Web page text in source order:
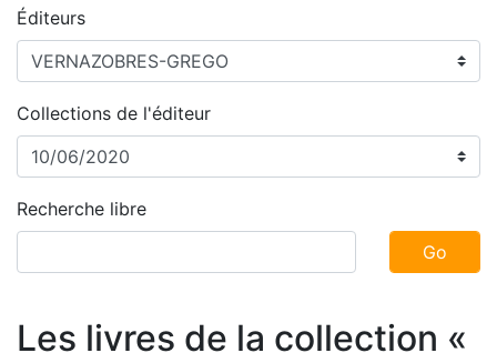
Éditeurs
Collections de l'éditeur
Recherche libre
Go
Les livres de la collection «